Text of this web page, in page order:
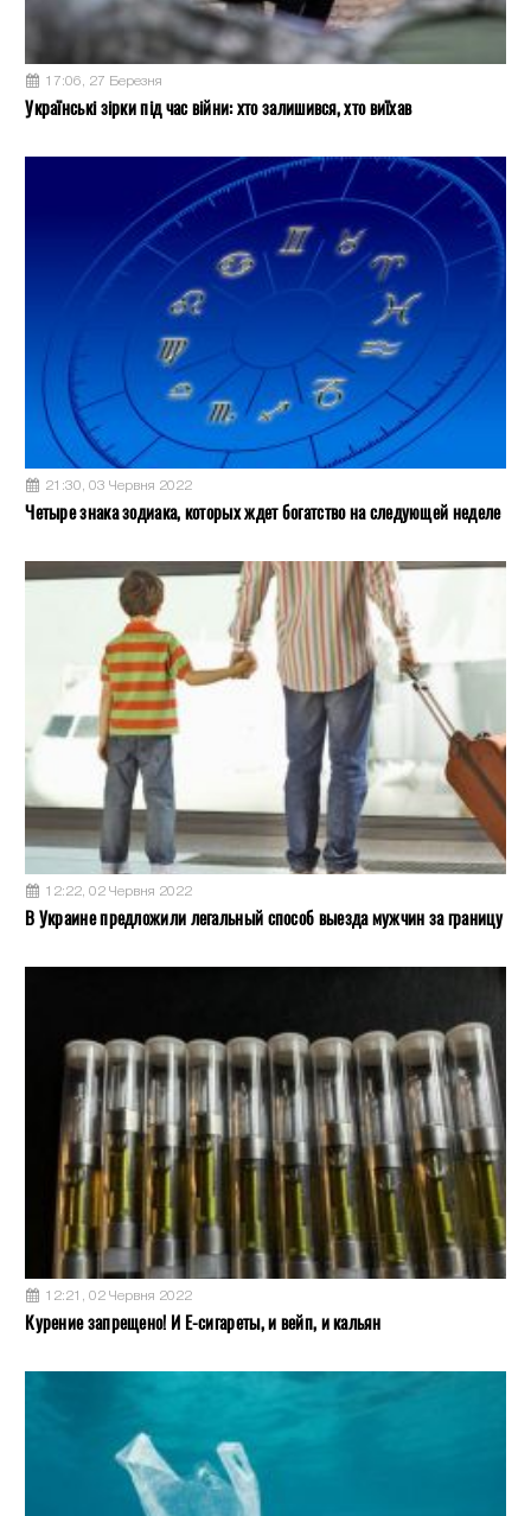
17:06, 27 Березня
Українські зірки під час війни: хто залишився, хто виїхав
21:30, 03 Червня 2022
Четыре знака зодиака, которых ждет богатство на следующей неделе
12:22, 02 Червня 2022
В Украине предложили легальный способ выезда мужчин за границу
12:21, 02 Червня 2022
Курение запрещено! И Е-сигареты, и вейп, и кальян